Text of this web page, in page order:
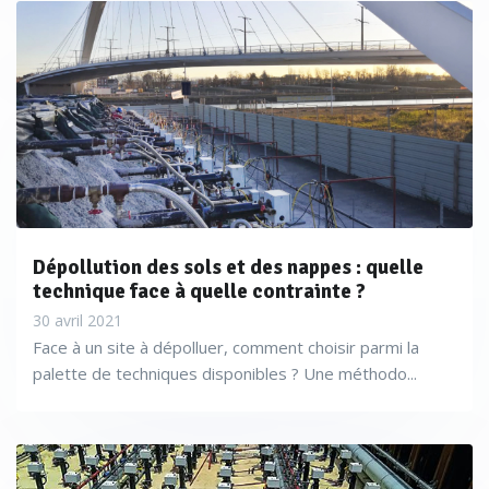
génèrent un volume de données environnementales sans
commune mesure avec ce que les sociétés d’ingénierie avaient
Dépollution des sols et des nappes : quelle
technique face à quelle contrainte ?
30 avril 2021
Face à un site à dépolluer, comment choisir parmi la
palette de techniques disponibles ? Une méthodo...